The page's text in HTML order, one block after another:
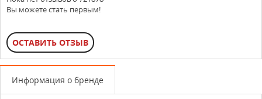
Вы можете стать первым!
ОСТАВИТЬ ОТЗЫВ
Информация о бренде